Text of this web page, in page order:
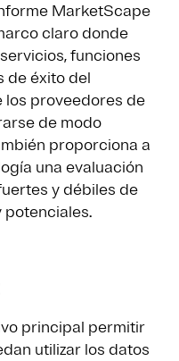
MarketScape
claro donde
funciones
de éxito del
los proveedores de
de modo
proporciona a
una evaluación
y débiles de
potenciales.
principal permitir
utilizar los datos